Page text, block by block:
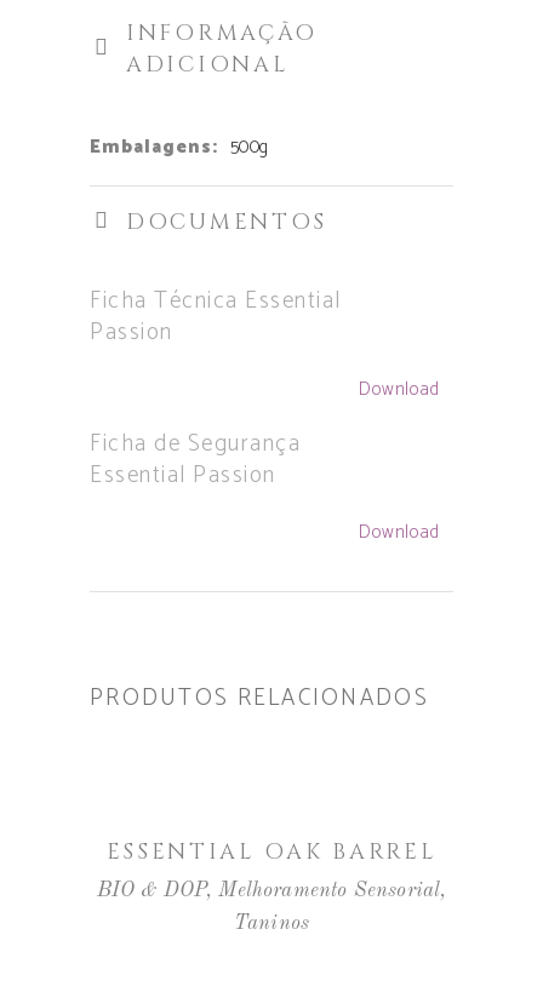
INFORMAÇÃO
ADICIONAL
Embalagens: 500g
DOCUMENTOS
Ficha Técnica Essential
Passion
Download
Ficha de Segurança
Essential Passion
Download
PRODUTOS RELACIONADOS
ESSENTIAL OAK BARREL
BIO & DOP,Melhoramento Sensorial,
Taninos